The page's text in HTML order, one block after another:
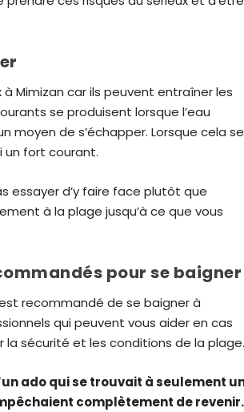
Mimizan car ils peuvent entraîner les
se produisent lorsque l’eau
moyen de s’échapper. Lorsque cela se
un fort courant.
essayer d’y faire face plutôt que
à la plage jusqu’à ce que vous
pour se baigner
recommandé de se baigner à
qui peuvent vous aider en cas
la sécurité et les conditions de la
ado qui se trouvait à seulement
complètement de revenir.